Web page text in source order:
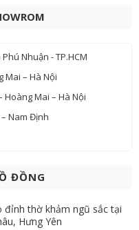
Nhuận - TP.HCM
Mai – Hà Nội
Hoàng Mai – Hà Nội
Nam Định
ĐỒNG
đỉnh thờ khảm ngũ sắc tại
Hưng Yên